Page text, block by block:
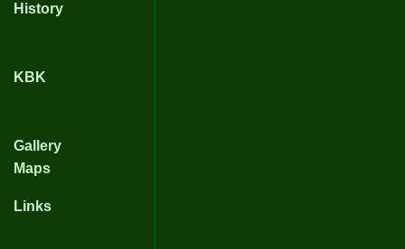
History
KBK
Gallery
Maps
Links